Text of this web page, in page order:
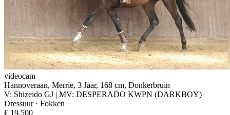
videocam
Hannoveraan, Merrie, 3 Jaar, 168 cm, Donkerbruin
V: Shizeido GJ | MV: DESPERADO KWPN (DARKBOY)
Dressuur · Fokken
€ 19.500